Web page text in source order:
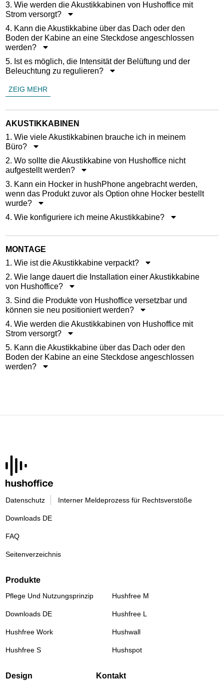
3. Wie werden die Akustikkabinen von Hushoffice mit
Strom versorgt?
4. Kann die Akustikkabine über das Dach oder den
Boden der Kabine an eine Steckdose angeschlossen
werden?
5. Ist es möglich, die Intensität der Belüftung und der
Beleuchtung zu regulieren?
ZEIG MEHR
AKUSTIKKABINEN
1. Wie viele Akustikkabinen brauche ich in meinem
Büro?
2. Wo sollte die Akustikkabine von Hushoffice nicht
aufgestellt werden?
3. Kann ein Hocker in hushPhone angebracht werden,
wenn das Produkt zuvor als Option ohne Hocker bestellt
wurde?
4. Wie konfiguriere ich meine Akustikkabine?
MONTAGE
1. Wie ist die Akustikkabine verpackt?
2. Wie lange dauert die Installation einer Akustikkabine
von Hushoffice?
3. Sind die Produkte von Hushoffice versetzbar und
können sie neu positioniert werden?
4. Wie werden die Akustikkabinen von Hushoffice mit
Strom versorgt?
5. Kann die Akustikkabine über das Dach oder den
Boden der Kabine an eine Steckdose angeschlossen
werden?
Datenschutz Interner Meldeprozess für Rechtsverstöße
Downloads DE
FAQ
Seitenverzeichnis
Produkte
Pflege Und Nutzungsprinzip
Downloads DE
Hushfree Work
Hushfree S
Hushfree M
Hushfree L
Hushwall
Hushspot
Design Kontakt